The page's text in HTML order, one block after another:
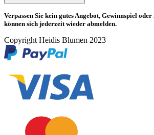
Verpassen Sie kein gutes Angebot, Gewinnspiel
können sich jederzeit wieder abmelden.
Copyright Heidis Blumen 2023